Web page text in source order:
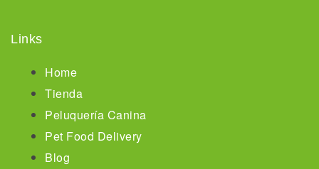
Links
Home
Tienda
Peluquería Canina
Pet Food Delivery
Blog